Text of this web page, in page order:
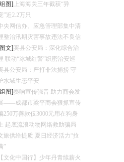
图] 上海海关三年截获“异
”近2.2万只
央网信办、应急管理部集中清
整治汛期灾害事故违法不良信
文]宾县公安局：深化综合治
联动“冰城红警”织密治安巡
县公安局：严打非法捕捞 守
水域生态平安
图]奏响宣传强音 助力商会发
——成都市梁平商会狠抓宣传
250万善款仅3000元用在狗身
上 起底流浪动物网络救助骗局
旅供给提质 夏日经济活力“拉
”
【文化中国行】少年丹青续薪火